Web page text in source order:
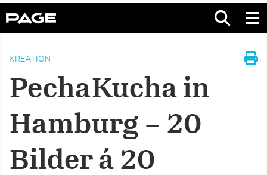
KREATION
PechaKucha in
Hamburg – 20
Bilder á 20